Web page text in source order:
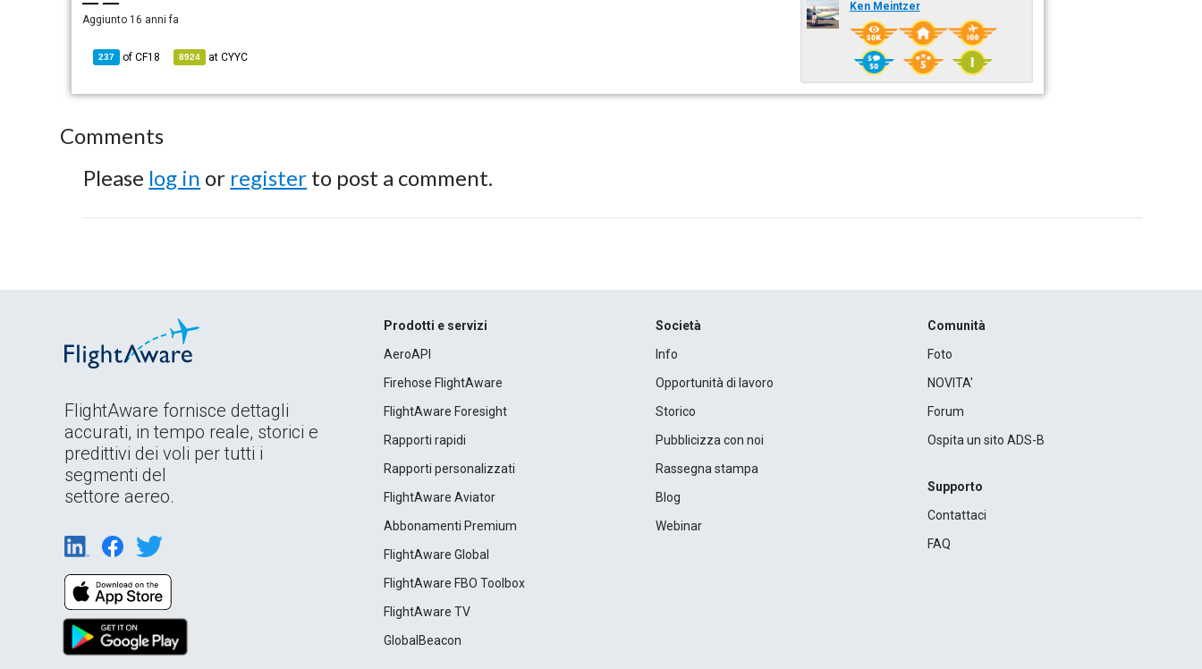
Aggiunto 16 anni fa
237 ofCF18 8924 atCYYC
Ken Meintzer
Comments
Please log in or register to post a comment.
FlightAware fornisce dettagli
accurati, in tempo reale, storici e
predittivi dei voli per tutti i
segmenti del
settore aereo.
Prodotti e servizi
AeroAPI
Firehose FlightAware
FlightAware Foresight
Rapporti rapidi
Rapporti personalizzati
FlightAware Aviator
Abbonamenti Premium
FlightAware Global
FlightAware FBO Toolbox
FlightAware TV
GlobalBeacon
Società
Info
Opportunità di lavoro
Storico
Pubblicizza con noi
Rassegna stampa
Blog
Webinar
Comunità
Foto
NOVITA'
Forum
Ospita un sito ADS-B
Supporto
Contattaci
FAQ